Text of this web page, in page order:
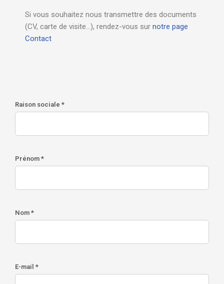
Si vous souhaitez nous transmettre des documents
(CV, carte de visite…), rendez-vous sur notre page
Contact
Raison sociale *
Prénom *
Nom *
E-mail *